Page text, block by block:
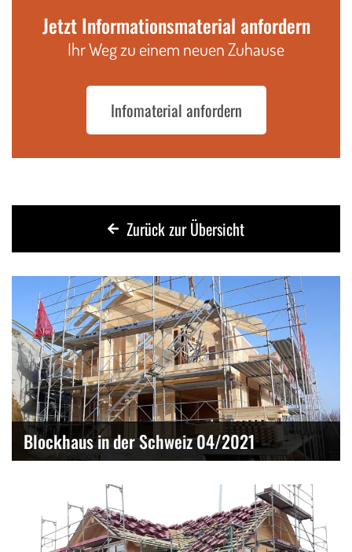
Jetzt Informationsmaterial anfordern
Ihr Weg zu einem neuen Zuhause
Infomaterial anfordern
Zurück zur Übersicht
Blockhaus in der Schweiz 04/2021